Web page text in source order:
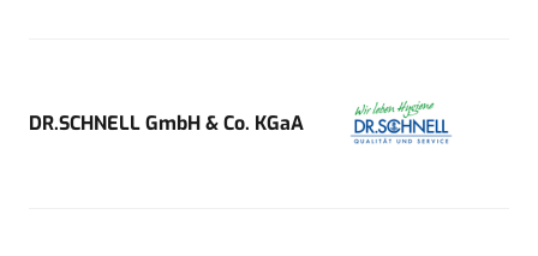
DR.SCHNELL GmbH & Co. KGaA